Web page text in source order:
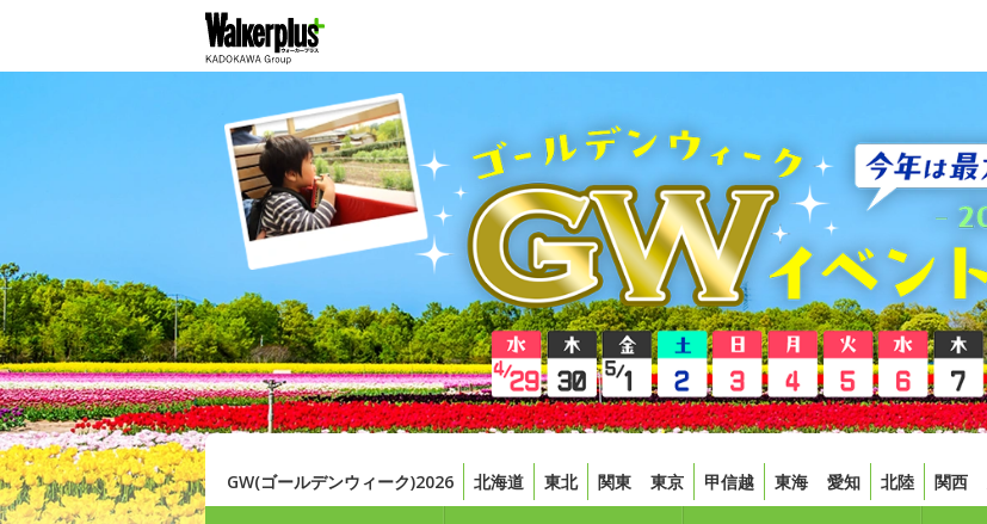
GW(ゴールデンウィーク)2026 北海道 東北 関東 東京 甲信越 東海 愛知 北陸 関西